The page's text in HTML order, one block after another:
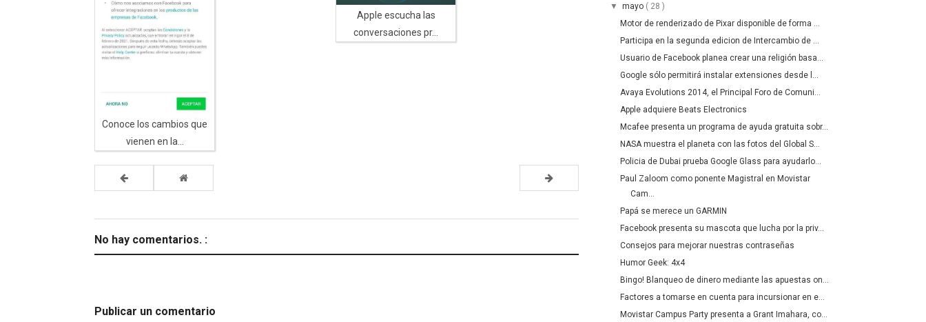
Conoce los cambios que
vienen en la...
Apple escucha las
conversaciones pr...
No hay comentarios. :
Publicar un comentario
▼ mayo ( 28 )
Motor de renderizado de Pixar disponible de forma ...
Participa en la segunda edicion de Intercambio de ...
Usuario de Facebook planea crear una religión basa...
Google sólo permitirá instalar extensiones desde l...
Avaya Evolutions 2014, el Principal Foro de Comuni...
Apple adquiere Beats Electronics
Mcafee presenta un programa de ayuda gratuita sobr...
NASA muestra el planeta con las fotos del Global S...
Policia de Dubai prueba Google Glass para ayudarlo...
Paul Zaloom como ponente Magistral en Movistar
Cam...
Papá se merece un GARMIN
Facebook presenta su mascota que lucha por la priv...
Consejos para mejorar nuestras contraseñas
Humor Geek: 4x4
Bingo! Blanqueo de dinero mediante las apuestas on...
Factores a tomarse en cuenta para incursionar en e...
Movistar Campus Party presenta a Grant Imahara, co...